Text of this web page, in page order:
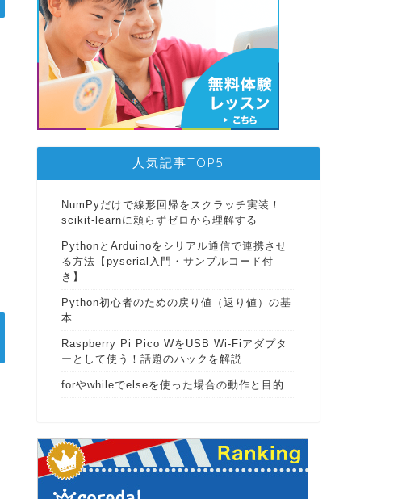
人気記事TOP5
NumPyだけで線形回帰をスクラッチ実装！
scikit-learnに頼らずゼロから理解する
PythonとArduinoをシリアル通信で連携させ
る方法【pyserial入門・サンプルコード付
き】
Python初心者のための戻り値（返り値）の基
本
Raspberry Pi Pico WをUSB Wi-Fiアダプタ
ーとして使う！話題のハックを解説
forやwhileでelseを使った場合の動作と目的